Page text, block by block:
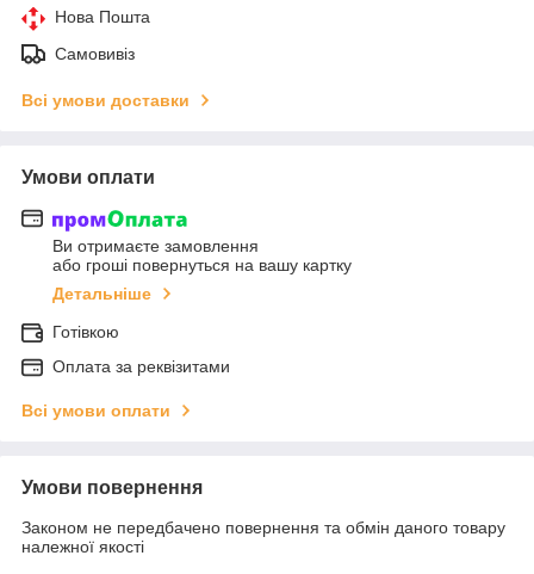
Нова Пошта
Самовивіз
Всі умови доставки
Умови оплати
Ви отримаєте замовлення
або гроші повернуться на вашу картку
Детальніше
Готівкою
Оплата за реквізитами
Всі умови оплати
Умови повернення
Законом не передбачено повернення та обмін даного товару
належної якості